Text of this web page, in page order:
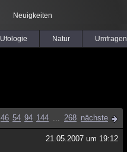
Neuigkeiten
Ufologie Natur Umfragen
46 54 94 144 ... 268 nächste
21.05.2007 um 19:12